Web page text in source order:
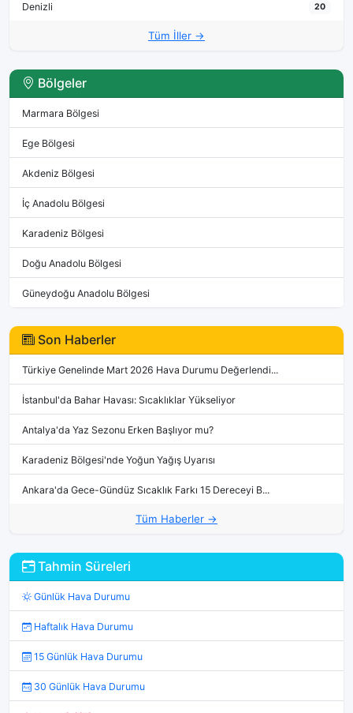
Denizli 20
Tüm İller →
Bölgeler
Marmara Bölgesi
Ege Bölgesi
Akdeniz Bölgesi
İç Anadolu Bölgesi
Karadeniz Bölgesi
Doğu Anadolu Bölgesi
Güneydoğu Anadolu Bölgesi
Son Haberler
Türkiye Genelinde Mart 2026 Hava Durumu Değerlendi...
İstanbul'da Bahar Havası: Sıcaklıklar Yükseliyor
Antalya'da Yaz Sezonu Erken Başlıyor mu?
Karadeniz Bölgesi'nde Yoğun Yağış Uyarısı
Ankara'da Gece-Gündüz Sıcaklık Farkı 15 Dereceyi B...
Tüm Haberler →
Tahmin Süreleri
Günlük Hava Durumu
Haftalık Hava Durumu
15 Günlük Hava Durumu
30 Günlük Hava Durumu